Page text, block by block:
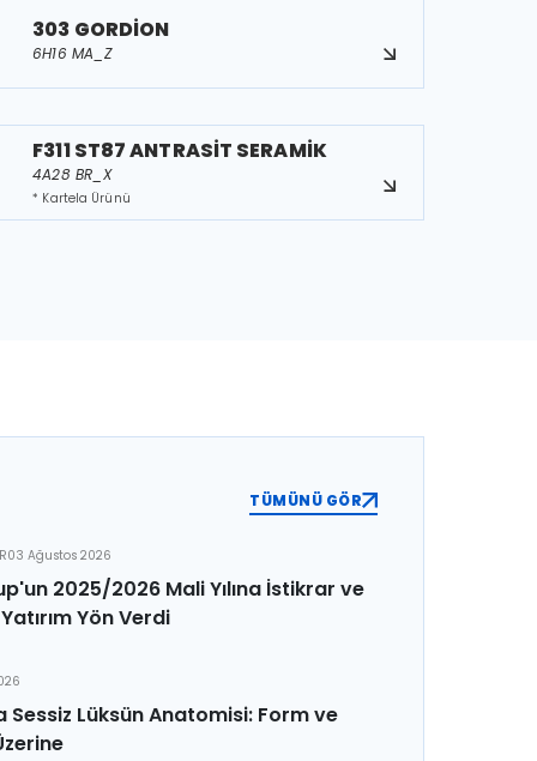
303 GORDİON
6H16 MA_Z
F311 ST87 ANTRASİT SERAMİK
4A28 BR_X
* Kartela Ürünü
TÜMÜNÜ GÖR
03 Ağustos 2026
2025/2026 Mali Yılına İstikrar ve
Yön Verdi
Sessiz Lüksün Anatomisi: Form ve